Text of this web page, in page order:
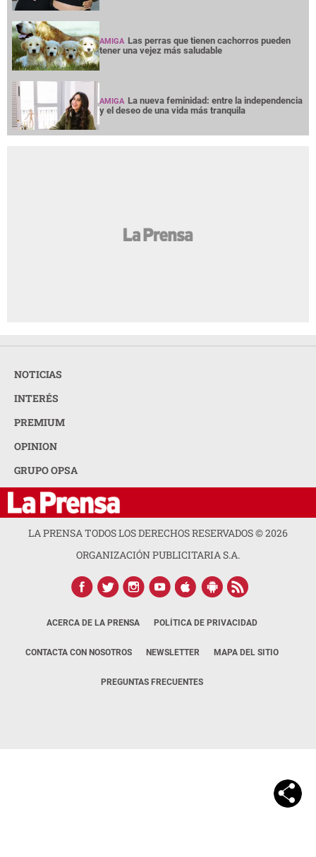
AMIGA Las perras que tienen cachorros pueden
tener una vejez más saludable
AMIGA La nueva feminidad: entre la independencia
y el deseo de una vida más tranquila
NOTICIAS
INTERÉS
PREMIUM
OPINION
GRUPO OPSA
LA PRENSA TODOS LOS DERECHOS RESERVADOS ©2026
ORGANIZACIÓN PUBLICITARIA S.A.
ACERCA DE LA PRENSA POLÍTICA DE PRIVACIDAD
CONTACTA CON NOSOTROS NEWSLETTER MAPA DEL SITIO
PREGUNTAS FRECUENTES